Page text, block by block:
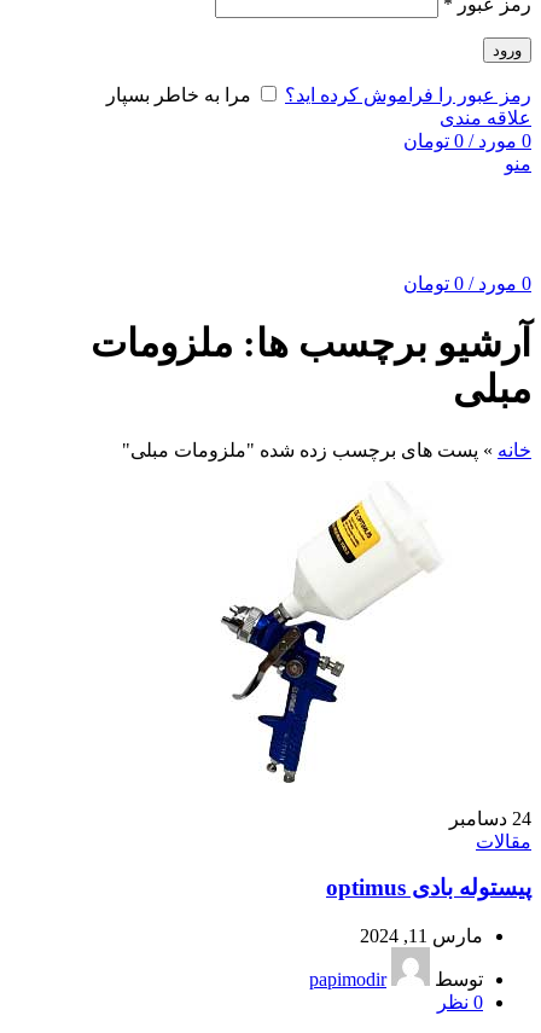
رمز عبور *
ورود
رمز عبور را فراموش کرده اید؟
مرا به خاطر بسپار
علاقه مندی
0 مورد /
0 تومان
منو
0 مورد /
0 تومان
آرشیو برچسب ها: ملزومات
مبلی
خانه » پست های برچسب زده شده "ملزومات مبلی"
24 دسامبر
مقالات
پیستوله بادی optimus
مارس 11, 2024
توسط
papimodir
0 نظر